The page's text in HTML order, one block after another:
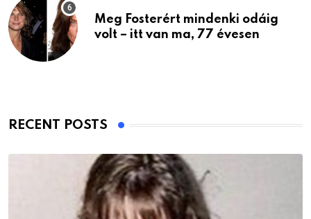
Meg Fosterért mindenki odáig
volt – itt van ma, 77 évesen
RECENT POSTS